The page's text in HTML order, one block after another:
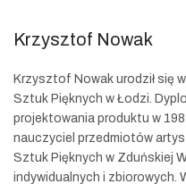
Krzysztof Nowak
Krzysztof Nowak urodził się
Sztuk Pięknych w Łodzi.
projektowania produktu w
nauczyciel przedmiotów
Sztuk Pięknych w Zduńskiej
indywidualnych i zbiorowych.